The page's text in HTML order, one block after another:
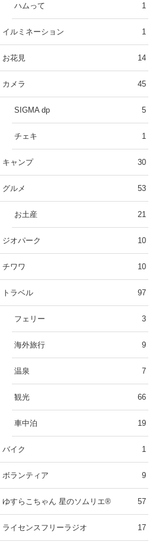
ハムって 1
イルミネーション 1
お花見 14
カメラ 45
SIGMA dp 5
チェキ 1
キャンプ 30
グルメ 53
お土産 21
ジオパーク 10
チワワ 10
トラベル 97
フェリー 3
海外旅行 9
温泉 7
観光 66
車中泊 19
バイク 1
ボランティア 9
ゆすらこちゃん 星のソムリエ®︎ 57
ライセンスフリーラジオ 17